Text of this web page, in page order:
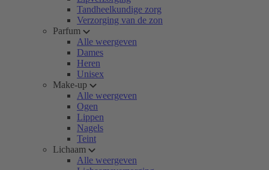
Tandheelkundige zorg
Verzorging van de zon
Parfum
Alle weergeven
Dames
Heren
Unisex
Make-up
Alle weergeven
Ogen
Lippen
Nagels
Teint
Lichaam
Alle weergeven